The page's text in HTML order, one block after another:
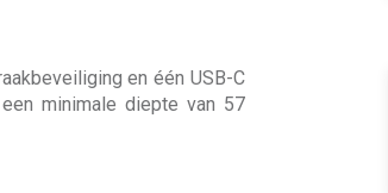
en één USB-C
minimale diepte van 57